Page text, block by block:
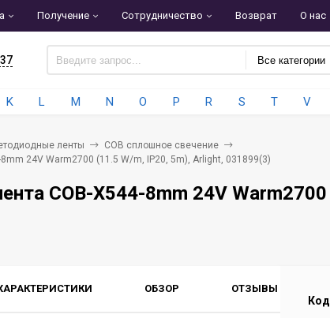
Получение Сотрудничество Возврат О нас
Все категории
K L M N O P R S T V
ленты
COB сплошное свечение
24V Warm2700 (11.5 W/m, IP20, 5m), Arlight, 031899(3)
COB-X544-8mm 24V
ОБЗОР ОТЗЫВЫ